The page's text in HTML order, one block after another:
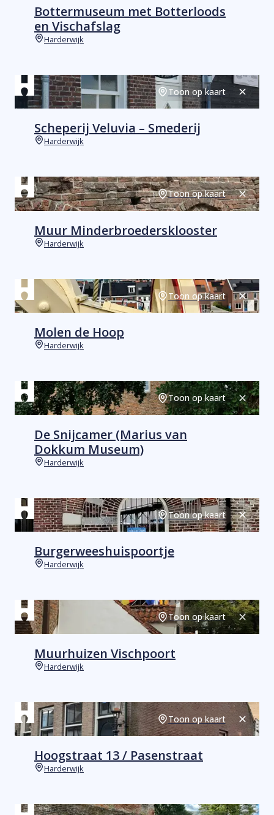
Bottermuseum met Botterloods
en Vischafslag
Harderwijk
Toon op kaart Sluiten
Scheperij Veluvia – Smederij
Harderwijk
Toon op kaart Sluiten
Muur Minderbroedersklooster
Harderwijk
Toon op kaart Sluiten
Molen de Hoop
Harderwijk
Toon op kaart Sluiten
De Snijcamer (Marius van
Dokkum Museum)
Harderwijk
Toon op kaart Sluiten
Burgerweeshuispoortje
Harderwijk
Toon op kaart Sluiten
Muurhuizen Vischpoort
Harderwijk
Toon op kaart Sluiten
Hoogstraat 13 / Pasenstraat
Harderwijk